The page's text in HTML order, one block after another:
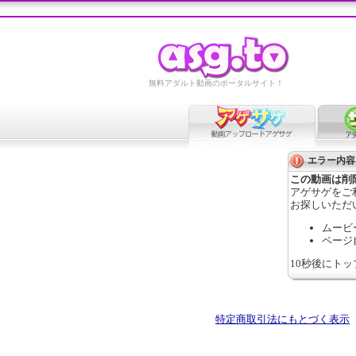
無料アダルト動画のポータルサイト！
エラー内容
この動画は削
アゲサゲをご
お探しいただ
ムービ
ページ
10秒後にト
特定商取引法にもとづく表示